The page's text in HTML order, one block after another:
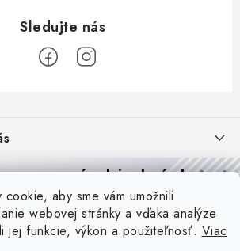
aby sme vám umožnili
webovej stránky a vďaka analýze
jej funkcie, výkon a použiteľnosť. Viac
na odstúpenie od zmluvy
údajov
na prvú objednávku
zľavu aj praktické tipy,vďaka ktorým
svietiť lepšie a platiť menej.